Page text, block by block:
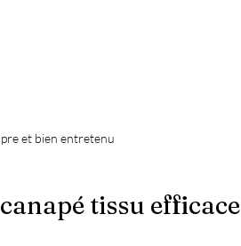
et bien entretenu
tissu efficace